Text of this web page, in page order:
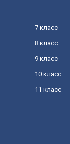
7 класс
8 класс
9 класс
10 класс
11 класс